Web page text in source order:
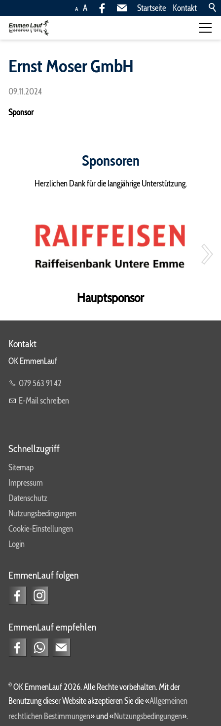
Startseite Kontakt
A A
Läufe
5km
Anreise
Ingold Rönners Team
OK EmmenLauf
Partner
Geschichte EmmenLauf
Archiv
Pressemitteilungen
Ranglisten
Laufgruppe
Lauftraining
Ernst Moser GmbH
09.11.2024
Sponsor
Sponsoren
Herzlichen Dank für die langjährige Unterstützung.
Hauptsponsor
Kontakt
OK EmmenLauf
079 563 91 42
E-Mail schreiben
Schnellzugriff
Sitemap
Impressum
Datenschutz
Nutzungsbedingungen
Cookie-Einstellungen
Login
EmmenLauf folgen
EmmenLauf empfehlen
© OK EmmenLauf 2026. Alle Rechte vorbehalten. Mit der
Benutzung dieser Website akzeptieren Sie die «Allgemeinen
rechtlichen Bestimmungen» und «Nutzungsbedingungen».